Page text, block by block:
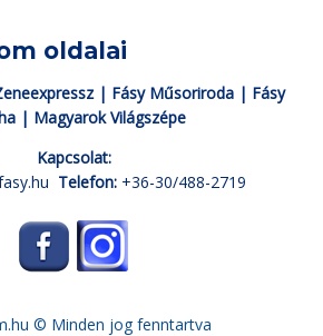
oldalai
| Fásy Műsoriroda | Fásy
| Magyarok Világszépe
Kapcsolat:
Telefon: +36-30/488-2719
© Minden jog fenntartva